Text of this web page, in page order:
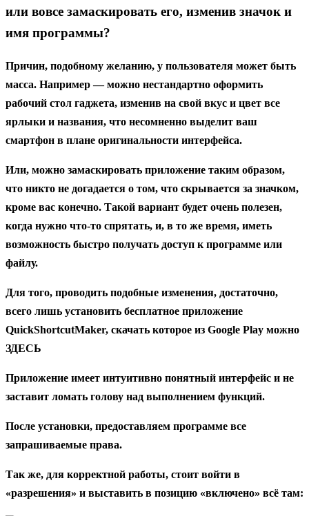
или вовсе замаскировать его, изменив значок и
имя программы?
Причин, подобному желанию, у пользователя может быть
масса. Например — можно нестандартно оформить
рабочий стол гаджета, изменив на свой вкус и цвет все
ярлыки и названия, что несомненно выделит ваш
смартфон в плане оригинальности интерфейса.
Или, можно замаскировать приложение таким образом,
что никто не догадается о том, что скрывается за значком,
кроме вас конечно. Такой вариант будет очень полезен,
когда нужно что-то спрятать, и, в то же время, иметь
возможность быстро получать доступ к программе или
файлу.
Для того, проводить подобные изменения, достаточно,
всего лишь установить бесплатное приложение
QuickShortcutMaker, скачать которое из Google Play можно
ЗДЕСЬ
Приложение имеет интуитивно понятный интерфейс и не
заставит ломать голову над выполнением функций.
После установки, предоставляем программе все
запрашиваемые права.
Так же, для корректной работы, стоит войти в
«разрешения» и выставить в позицию «включено» всё там: